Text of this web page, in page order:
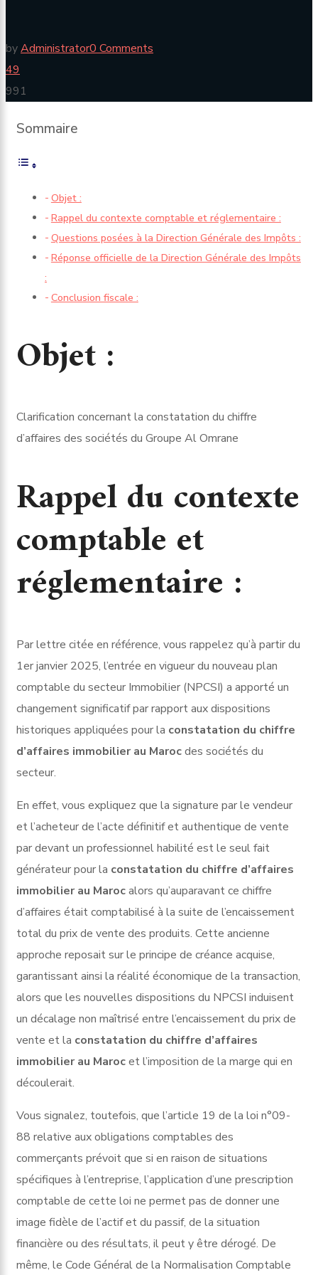
byAdministrator0 Comments
49
991
Sommaire
Objet :
Rappel du contexte comptable et réglementaire :
Questions posées à la Direction Générale des Impôts :
Réponse officielle de la Direction Générale des Impôts
:
Conclusion fiscale :
Objet :
Clarification concernant la constatation du chiffre
d’affaires des sociétés du Groupe Al Omrane
Rappel du contexte
comptable et
réglementaire :
Par lettre citée en référence, vous rappelez qu’à partir du
1er janvier 2025, l’entrée en vigueur du nouveau plan
comptable du secteur Immobilier (NPCSI) a apporté un
changement significatif par rapport aux dispositions
historiques appliquées pour la constatation du chiffre
d’affaires immobilier au Marocdes sociétés du
secteur.
En effet, vous expliquez que la signature par le vendeur
et l’acheteur de l’acte définitif et authentique de vente
par devant un professionnel habilité est le seul fait
générateur pour la constatation du chiffre d’affaires
immobilier au Marocalors qu’auparavant ce chiffre
d’affaires était comptabilisé à la suite de l’encaissement
total du prix de vente des produits. Cette ancienne
approche reposait sur le principe de créance acquise,
garantissant ainsi la réalité économique de la transaction,
alors que les nouvelles dispositions du NPCSI induisent
un décalage non maîtrisé entre l’encaissement du prix de
vente et la constatation du chiffre d’affaires
immobilier au Marocet l’imposition de la marge qui en
découlerait.
Vous signalez, toutefois, que l’article 19 de la loi n°09-
88 relative aux obligations comptables des
commerçants prévoit que si en raison de situations
spécifiques à l’entreprise, l’application d’une prescription
comptable de cette loi ne permet pas de donner une
image fidèle de l’actif et du passif, de la situation
financière ou des résultats, il peut y être dérogé. De
même, le Code Général de la Normalisation Comptable